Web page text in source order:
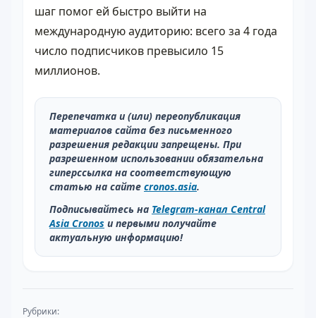
шаг помог ей быстро выйти на
международную аудиторию: всего за 4 года
число подписчиков превысило 15
миллионов.
Перепечатка и (или) переопубликация
материалов сайта без письменного
разрешения редакции запрещены. При
разрешенном использовании обязательна
гиперссылка на соответствующую
статью на сайте cronos.asia.
Подписывайтесь на Telegram-канал Central
Asia Cronos и первыми получайте
актуальную информацию!
Рубрики: